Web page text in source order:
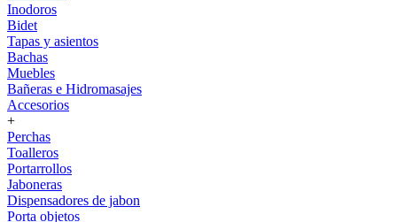
Inodoros
Bidet
Tapas y asientos
Bachas
Muebles
Bañeras e Hidromasajes
Accesorios
+
Perchas
Toalleros
Portarrollos
Jaboneras
Dispensadores de jabon
Porta objetos